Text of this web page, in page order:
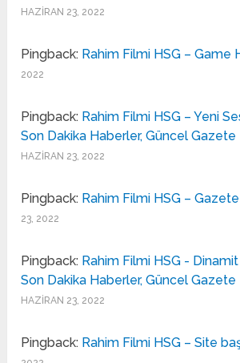
HAZIRAN 23, 2022
Pingback: Rahim Filmi HSG – Game
2022
Pingback: Rahim Filmi HSG – Yeni
Son Dakika Haberler, Güncel
HAZIRAN 23, 2022
Pingback: Rahim Filmi HSG –
23, 2022
Pingback: Rahim Filmi HSG -
Son Dakika Haberler, Güncel
HAZIRAN 23, 2022
Pingback: Rahim Filmi HSG – Site